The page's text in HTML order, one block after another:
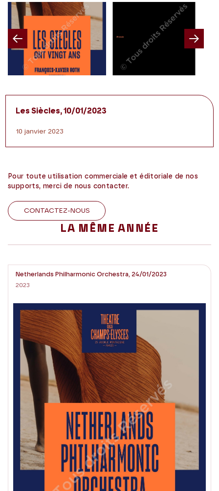
Previous
Les Siècles, 10/01/2023
10 janvier 2023
Pour toute utilisation commerciale et éditoriale de nos
supports, merci de nous contacter.
CONTACTEZ-NOUS
LA MÊME ANNÉE
Netherlands Philharmonic Orchestra, 24/01/2023
2023